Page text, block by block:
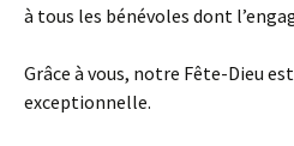
à tous les bénévoles dont
Grâce à vous, notre Fête-Dieu
exceptionnelle.